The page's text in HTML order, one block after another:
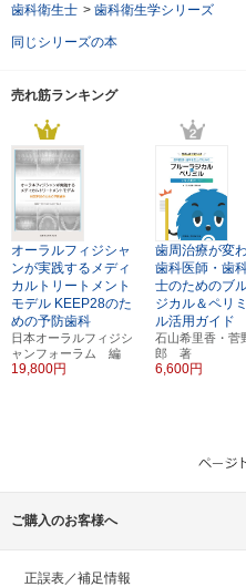
歯科衛生士 > 歯科衛生学シリーズ
同じシリーズの本
売れ筋ランキング
オーラルフィジシャ
ンが実践するメディ
カルトリートメント
モデル KEEP28のた
めの予防歯科
日本オーラルフィジシ
ャンフォーラム 編
19,800円
歯周治療が変
歯科医師・歯
士のためのブ
ジカル＆ペリ
ル活用ガイド
石山希里香・菅
郎 著
6,600円
ご購入のお客様へ
正誤表／補足情報